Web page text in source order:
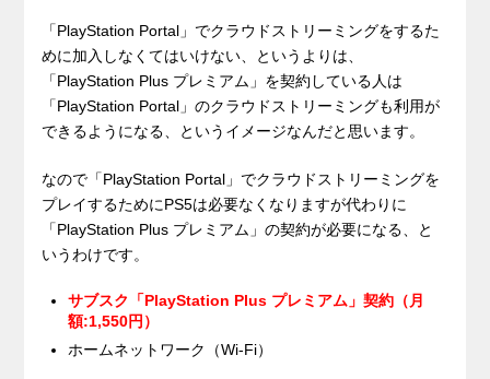
「PlayStation Portal」でクラウドストリーミングをするた
めに加入しなくてはいけない、というよりは、
「PlayStation Plus プレミアム」を契約している人は
「PlayStation Portal」のクラウドストリーミングも利用が
できるようになる、というイメージなんだと思います。
なので「PlayStation Portal」でクラウドストリーミングを
プレイするためにPS5は必要なくなりますが代わりに
「PlayStation Plus プレミアム」の契約が必要になる、と
いうわけです。
サブスク「PlayStation Plus プレミアム」契約（月
額:1,550円）
ホームネットワーク（Wi-Fi）